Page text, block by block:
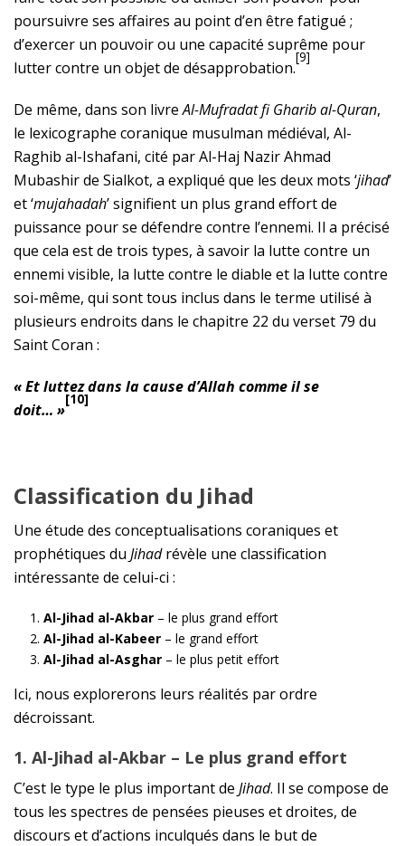
poursuivre ses affaires au point d’en être fatigué ;
d’exercer un pouvoir ou une capacité suprême pour
lutter contre un objet de désapprobation.
[9]
De même, dans son livreAl-Mufradat fi Gharib al-Quran,
le lexicographe coranique musulman médiéval, Al-
Raghib al-Ishafani, cité par Al-Haj Nazir Ahmad
Mubashir de Sialkot, a expliqué que les deux mots ‘jihad’
et ‘mujahadah’ signifient un plus grand effort de
puissance pour se défendre contre l’ennemi. Il a précisé
que cela est de trois types, à savoir la lutte contre un
ennemi visible, la lutte contre le diable et la lutte contre
soi-même, qui sont tous inclus dans le terme utilisé à
plusieurs endroits dans le chapitre 22 du verset 79 du
Saint Coran :
« Et luttez dans la cause d’Allah comme il se
doit… »
[10]
Classification du Jihad
Une étude des conceptualisations coraniques et
prophétiques du Jihadrévèle une classification
intéressante de celui-ci :
Al-Jihad al-Akbar– le plus grand effort
Al-Jihad al-Kabeer – le grand effort
Al-Jihad al-Asghar– le plus petit effort
Ici, nous explorerons leurs réalités par ordre
décroissant.
1. Al-Jihad al-Akbar – Le plus grand effort
C’est le type le plus important de Jihad. Il se compose de
tous les spectres de pensées pieuses et droites, de
discours et d’actions inculqués dans le but de